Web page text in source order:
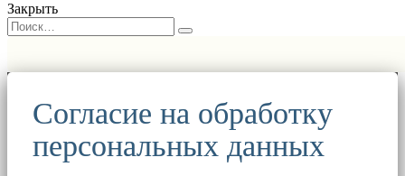
Закрыть
Согласие на обработку
персональных данных